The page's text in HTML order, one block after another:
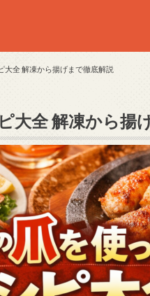
大全 解凍から揚げまで徹底解説
大全 解凍から揚